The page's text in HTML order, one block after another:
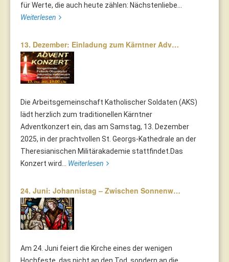
für Werte, die auch heute zählen: Nächstenliebe...
Weiterlesen
13. Dezember: Einladung zum Kärntner Adv…
Die Arbeitsgemeinschaft Katholischer Soldaten (AKS)
lädt herzlich zum traditionellen Kärntner
Adventkonzert ein, das am Samstag, 13. Dezember
2025, in der prachtvollen St. Georgs-Kathedrale an der
Theresianischen Militärakademie stattfindet.Das
Konzert wird... Weiterlesen
24. Juni: Johannistag – Zwischen Sonnenw…
Am 24. Juni feiert die Kirche eines der wenigen